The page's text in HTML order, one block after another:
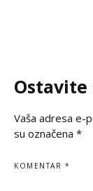
Ostavite
Vaša adresa e-
su označena *
KOMENTAR *